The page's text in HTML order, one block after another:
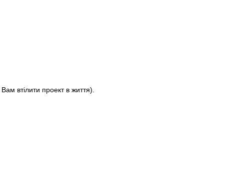
втілити проект в життя).